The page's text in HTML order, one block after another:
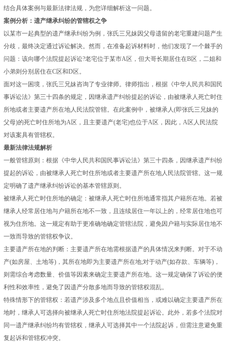
结合具体案例与最新法律法规，为您详细解析这一问题。
案例分析：遗产继承纠纷的管辖权之争
以某市一起典型的遗产继承纠纷为例，张氏三兄妹因父母遗留的老宅重建问题产生
分歧，最终决定通过诉讼解决。然而，在准备起诉材料时，他们发现了一个棘手的
问题：该向哪个法院提起诉讼?老宅位于某市A区，但大哥长期居住在B区，二姐和
小弟则分别居住在C区和D区。
面对这一困境，张氏三兄妹咨询了专业律师。律师指出，根据《中华人民共和国民
事诉讼法》第三十四条的规定，因继承遗产纠纷提起的诉讼，由被继承人死亡时住
所地或者主要遗产所在地人民法院管辖。在此案例中，被继承人(即张氏三兄妹的
父母)的死亡时住所地为A区，且主要遗产(老宅)也位于A区，因此，A区人民法院
对该案具有管辖权。
最新法律法规解析
一般管辖原则：根据《中华人民共和国民事诉讼法》第三十四条，因继承遗产纠纷
提起的诉讼，由被继承人死亡时住所地或者主要遗产所在地人民法院管辖。这一规
定明确了遗产继承纠纷诉讼的基本管辖原则。
被继承人死亡时住所地的确定：被继承人死亡时住所地通常指其户籍所在地。若被
继承人经常居住地与户籍所在地不一致，且连续居住一年以上的，经常居住地也可
视为住所地。这一规定有助于更准确地确定管辖法院，避免因户籍与实际居住地不
一致而导致的管辖权争议。
主要遗产所在地的判断：主要遗产所在地需根据遗产的具体情况来判断。对于不动
产(如房屋、土地等)，其所在地即为主要遗产所在地;对于动产(如存款、车辆等)，
则需综合考虑数量、价值等因素来确定主要遗产所在地。这一规定确保了诉讼的便
利性和效率性，避免了因遗产分散多地而导致的管辖权混乱。
特殊情形下的管辖权：若遗产涉及多个地点且价值相当，或难以确定主要遗产所在
地时，继承人可选择向被继承人死亡时住所地法院提起诉讼。此外，若多个法院对
同一遗产继承纠纷均有管辖权，继承人可选择其中一个法院起诉，但需注意避免重
复起诉和管辖权冲突。